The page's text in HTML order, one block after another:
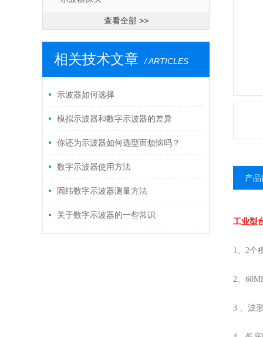
查看全部 >>
相关技术文章 / ARTICLES
示波器如何选择
模拟示波器和数字示波器的差异
你还为示波器如何选型而烦恼吗？
数字示波器使用方法
固纬数字示波器测量方法
关于数字示波器的一些常识
产
工业型
1、2个
2、
3 、波